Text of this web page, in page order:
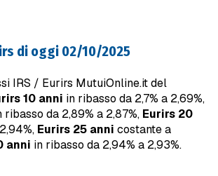
di oggi 02/10/2025
IRS / Eurirs MutuiOnline.it del
10 anni in ribasso da 2,7% a 2,69%,
ribasso da 2,89% a 2,87%, Eurirs 20
Eurirs 25 anni costante a
anni in ribasso da 2,94% a 2,93%.